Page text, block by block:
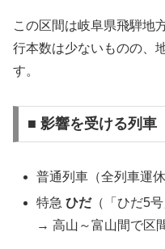
この区間は岐阜県飛騨地
行本数は少ないものの、
す。
■ 影響を受ける列車
普通列車（全列車運休
特急ひだ（「ひだ5号
→ 高山～富山間で区